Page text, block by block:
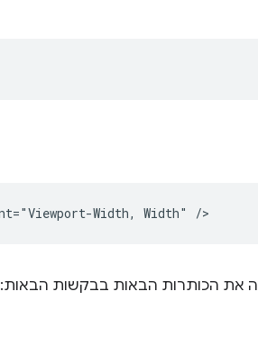
את הכותרות הבאות בבקשות הבאות: